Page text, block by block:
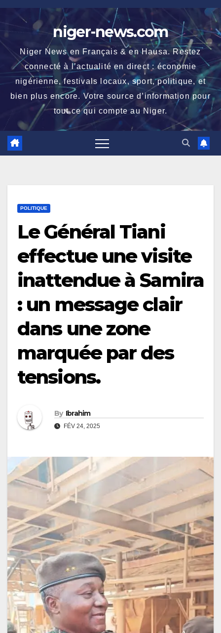
Skip
to
content
niger-news.com
Niger News en Français & en Hausa. Restez
connecté à l’actualité en direct : économie
nigérienne, festivals locaux, sport, politique, et
bien plus encore. Votre source d’information pour
tout ce qui compte au Niger.
POLITIQUE
Le Général Tiani
effectue une visite
inattendue à Samira
: un message clair
dans une zone
marquée par des
tensions.
By Ibrahim
FÉV 24, 2025